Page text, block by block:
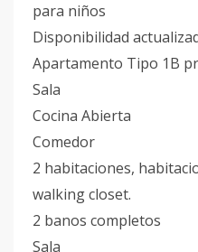
para niños
Disponibilidad
Apartamento Tipo 1B
Sala
Cocina Abierta
Comedor
2 habitaciones,
walking closet.
2 banos completos
Sala